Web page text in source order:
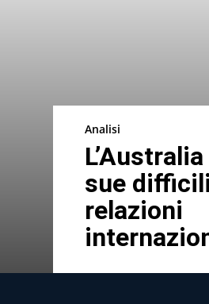
Analisi
sue difficili
relazioni